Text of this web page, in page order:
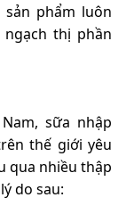
sản phẩm luôn
thị phần
sữa nhập
thế giới yêu
qua nhiều thập
do sau: